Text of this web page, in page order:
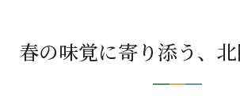
春の味覚に寄り添う、北